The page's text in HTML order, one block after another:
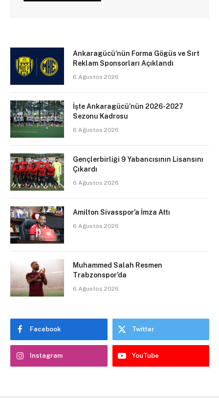
Ankaragücü’nün Forma Gögüs ve Sırt
Reklam Sponsorları Açıklandı
6 Ağustos 2026
İşte Ankaragücü’nün 2026-2027
Sezonu Kadrosu
6 Ağustos 2026
Gençlerbirliği 9 Yabancısının Lisansını
Çıkardı
6 Ağustos 2026
Amilton Sivasspor’a İmza Attı
6 Ağustos 2026
Muhammed Salah Resmen
Trabzonspor’da
6 Ağustos 2026
Facebook Twitter
Instagram YouTube